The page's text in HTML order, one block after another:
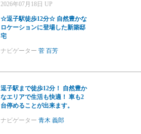
2026年07月18日 UP
☆逗子駅徒歩12分☆ 自然豊かな
ロケーションに登場した新築邸
宅
ナビゲーター 菅 百芳
逗子駅まで徒歩12分！ 自然豊か
なエリアで生活も快適！ 車も2
台停めることが出来ます。
ナビゲーター 青木 義郎